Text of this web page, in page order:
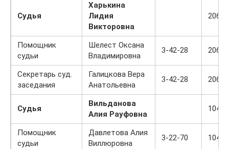
Судья
Харькина
Лидия
Викторовна
206
Помощник
судьи
Шелест Оксана
Владимировна
3-42-28 206
Секретарь суд.
заседания
Галицкова Вера
Анатольевна
3-42-28 206
Судья
Вильданова
Алия Рауфовна
104
Помощник
судьи
Давлетова Алия
Виллюровна
3-22-70 104